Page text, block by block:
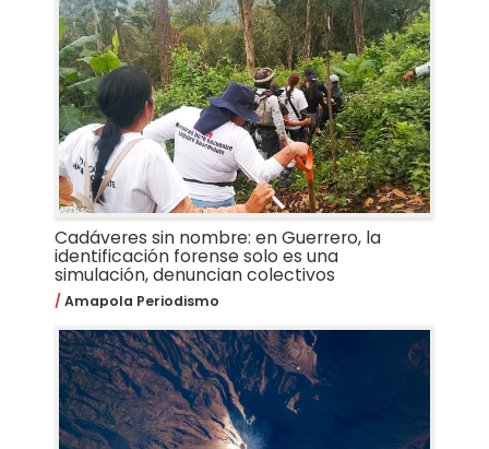
Cadáveres sin nombre: en Guerrero, la
identificación forense solo es una
simulación, denuncian colectivos
Amapola Periodismo